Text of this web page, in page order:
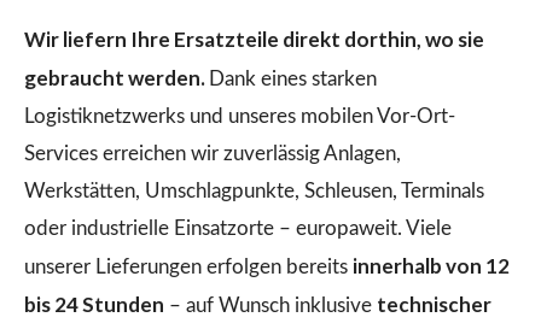
Wir liefern Ihre Ersatzteile direkt dorthin, wo sie
gebraucht werden. Dank eines starken
Logistiknetzwerks und unseres mobilen Vor-Ort-
Services erreichen wir zuverlässig Anlagen,
Werkstätten, Umschlagpunkte, Schleusen, Terminals
oder industrielle Einsatzorte – europaweit. Viele
unserer Lieferungen erfolgen bereits innerhalb von 12
bis 24 Stunden – auf Wunsch inklusive technischer